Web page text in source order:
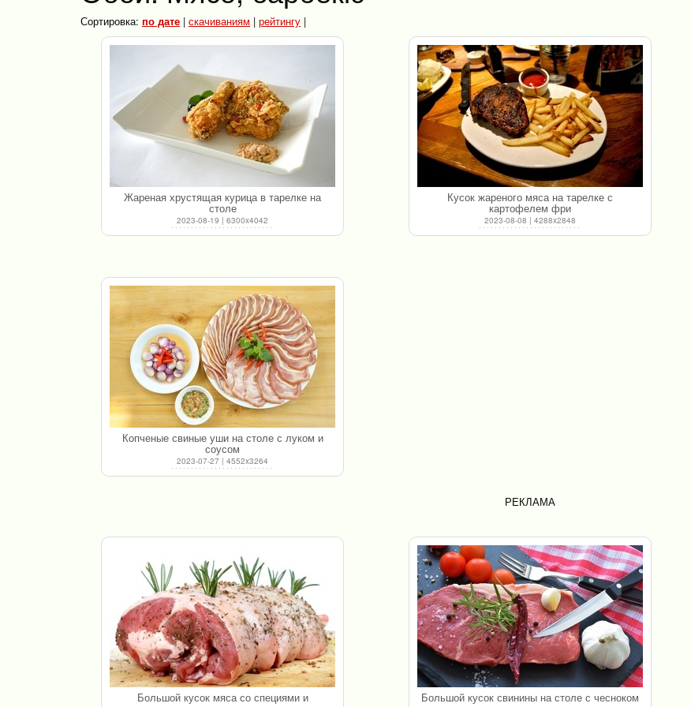
Сортировка: по дате | скачиваниям | рейтингу |
Жареная хрустящая курица в тарелке на
столе
2023-08-19 | 6300x4042
Кусок жареного мяса на тарелке с
картофелем фри
2023-08-08 | 4288x2848
Копченые свиные уши на столе с луком и
соусом
2023-07-27 | 4552x3264
РЕКЛАМА
Большой кусок мяса со специями и Большой кусок свинины на столе с чесноком